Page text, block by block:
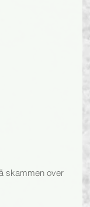
skammen over